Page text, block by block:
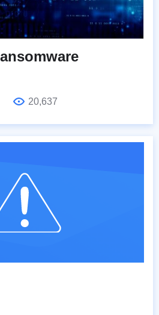
20,637